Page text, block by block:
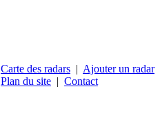
Carte des radars | Ajouter un radar
Plan du site | Contact